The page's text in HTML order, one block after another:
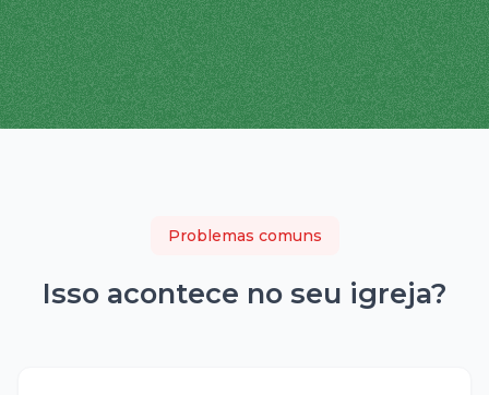
Problemas comuns
Isso acontece no seu igreja?